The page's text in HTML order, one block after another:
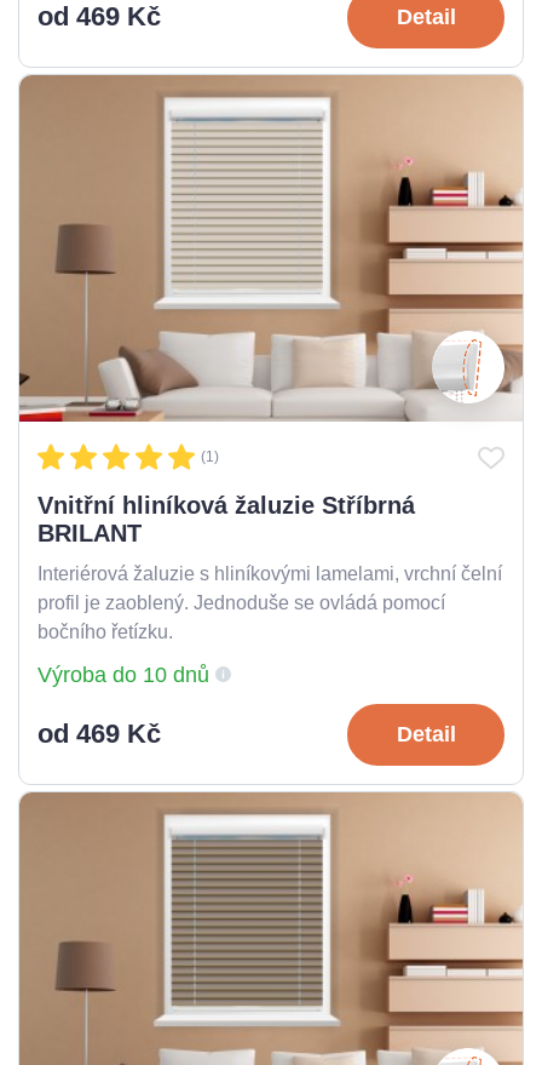
od 469 Kč Detail
(1)
Vnitřní hliníková žaluzie Stříbrná
BRILANT
Interiérová žaluzie s hliníkovými lamelami, vrchní čelní
profil je zaoblený. Jednoduše se ovládá pomocí
bočního řetízku.
Výroba do 10 dnů
od 469 Kč Detail